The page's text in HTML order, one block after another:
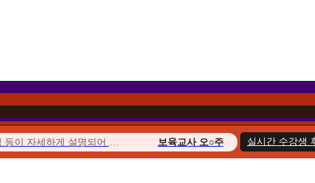
보육교사 오○주
이벤트를 통해 합리적인 가격에 수강할 수 있었고 강의의 질 또한 우수하여...
경영학 이○헌
실시간 수강생